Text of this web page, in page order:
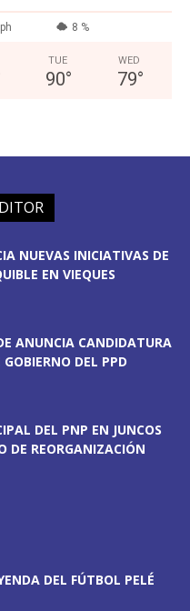
8 %
TUE
90°
WED
79°
NUEVAS INICIATIVAS DE
EN VIEQUES
ANUNCIA CANDIDATURA
DEL PPD
DEL PNP EN JUNCOS
DE REORGANIZACIÓN
DEL FÚTBOL PELÉ